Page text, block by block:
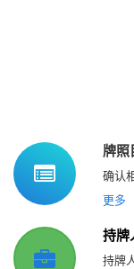
牌照
确认
更多
持牌
持牌